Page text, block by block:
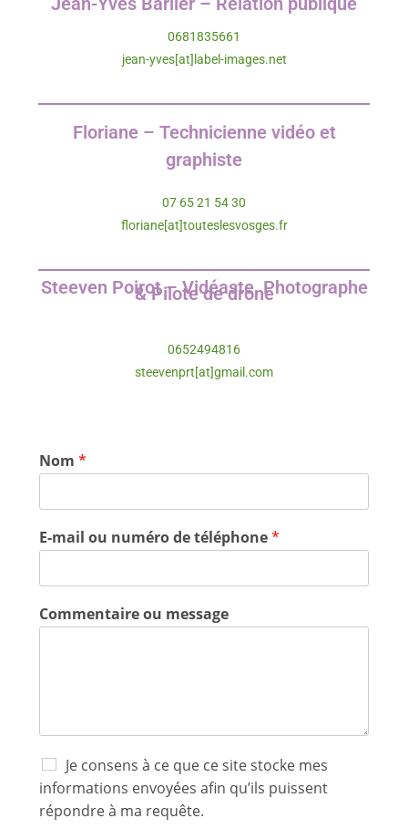
0681835661
jean-yves[at]label-images.net
Floriane – Technicienne vidéo et
graphiste
07 65 21 54 30
floriane[at]touteslesvosges.fr
Steeven Poirot – Vidéaste, Photographe
& Pilote de drone
0652494816
steevenprt[at]gmail.com
Nom*
E-mail ou numéro de téléphone*
Commentaire ou message
R
G
P
D
Je consens à ce que ce site stocke mes
informations envoyées afin qu’ils puissent
répondre à ma requête.